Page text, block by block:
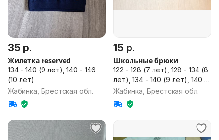
35 р.
Жилетка reserved
134 - 140 (9 лет), 140 - 146
(10 лет)
Жабинка, Брестская обл.
15 р.
Школьные брюки
122 - 128 (7 лет), 128 - 134 (8
лет), 134 - 140 (9 лет), 140 -
146 (10 лет)
Жабинка, Брестская обл.